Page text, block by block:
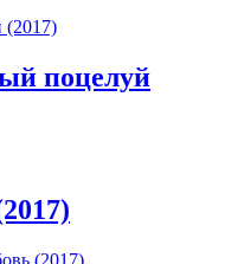
поцелуй